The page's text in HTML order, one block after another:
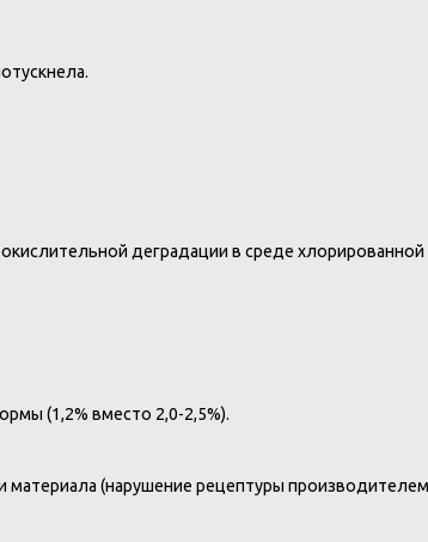
деградации в среде
(1,2% вместо 2,0-2,5%).
(нарушение рецептуры